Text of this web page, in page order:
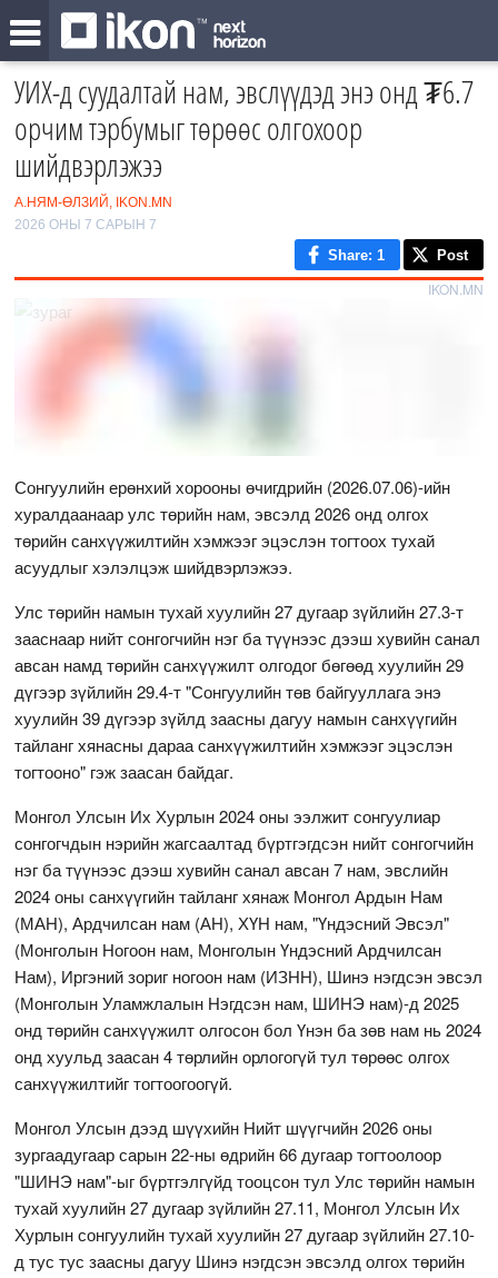
УИХ-д суудалтай нам, эвслүүдэд энэ онд ₮6.7
орчим тэрбумыг төрөөс олгохоор
шийдвэрлэжээ
А.НЯМ-ӨЛЗИЙ, IKON.MN
2026 ОНЫ 7 САРЫН 7
Share: 1 Post
IKON.MN
Сонгуулийн ерөнхий хорооны өчигдрийн (2026.07.06)-ийн
хуралдаанаар улс төрийн нам, эвсэлд 2026 онд олгох
төрийн санхүүжилтийн хэмжээг эцэслэн тогтоох тухай
асуудлыг хэлэлцэж шийдвэрлэжээ.
Улс төрийн намын тухай хуулийн 27 дугаар зүйлийн 27.3-т
зааснаар нийт сонгогчийн нэг ба түүнээс дээш хувийн санал
авсан намд төрийн санхүүжилт олгодог бөгөөд хуулийн 29
дүгээр зүйлийн 29.4-т "Сонгуулийн төв байгууллага энэ
хуулийн 39 дүгээр зүйлд заасны дагуу намын санхүүгийн
тайланг хянасны дараа санхүүжилтийн хэмжээг эцэслэн
тогтооно" гэж заасан байдаг.
Монгол Улсын Их Хурлын 2024 оны ээлжит сонгуулиар
сонгогчдын нэрийн жагсаалтад бүртгэгдсэн нийт сонгогчийн
нэг ба түүнээс дээш хувийн санал авсан 7 нам, эвслийн
2024 оны санхүүгийн тайланг хянаж Монгол Ардын Нам
(МАН), Ардчилсан нам (АН), ХҮН нам, "Үндэсний Эвсэл"
(Монголын Ногоон нам, Монголын Үндэсний Ардчилсан
Нам), Иргэний зориг ногоон нам (ИЗНН), Шинэ нэгдсэн эвсэл
(Монголын Уламжлалын Нэгдсэн нам, ШИНЭ нам)-д 2025
онд төрийн санхүүжилт олгосон бол Үнэн ба зөв нам нь 2024
онд хуульд заасан 4 төрлийн орлогогүй тул төрөөс олгох
санхүүжилтийг тогтоогоогүй.
Монгол Улсын дээд шүүхийн Нийт шүүгчийн 2026 оны
зургаадугаар сарын 22-ны өдрийн 66 дугаар тогтоолоор
"ШИНЭ нам"-ыг бүртгэлгүйд тооцсон тул Улс төрийн намын
тухай хуулийн 27 дугаар зүйлийн 27.11, Монгол Улсын Их
Хурлын сонгуулийн тухай хуулийн 27 дугаар зүйлийн 27.10-
д тус тус заасны дагуу Шинэ нэгдсэн эвсэлд олгох төрийн